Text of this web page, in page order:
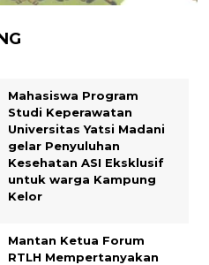
Mahasiswa Program
Studi Keperawatan
Universitas Yatsi Madani
gelar Penyuluhan
Kesehatan ASI Eksklusif
untuk warga Kampung
‎Kelor
Mantan Ketua Forum
RTLH Mempertanyakan